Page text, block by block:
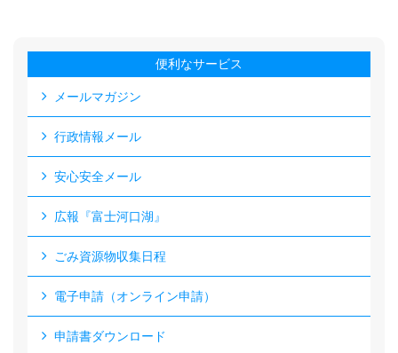
便利なサービス
メールマガジン
行政情報メール
安心安全メール
広報『富士河口湖』
ごみ資源物収集日程
電子申請（オンライン申請）
申請書ダウンロード